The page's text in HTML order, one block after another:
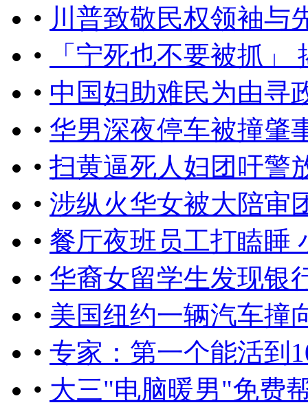
• 川普致敬民权领袖与
•
「宁死也不要被抓
• 中国妇助难民为由寻
• 华男深夜停车被撞肇
• 扫黄逼死人妇团吁警
• 涉纵火华女被大陪审
• 餐厅夜班员工打瞌睡
• 华裔女留学生发现银
• 美国纽约一辆汽车撞
• 专家：第一个能活到
• 大三"电脑暖男"免费